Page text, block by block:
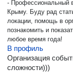
- Профессиональный
Крыму. Буду рад стать частью вашего события как ведущий (выбор
локации, помощь в
познакомить и
любое время года!
В профиль
Организация
сложности)))